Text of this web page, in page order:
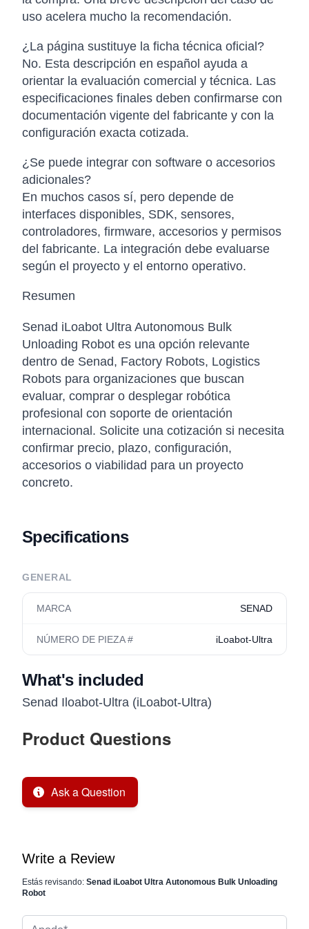
uso acelera mucho la recomendación.
¿La página sustituye la ficha técnica oficial?
No. Esta descripción en español ayuda a
orientar la evaluación comercial y técnica. Las
especificaciones finales deben confirmarse con
documentación vigente del fabricante y con la
configuración exacta cotizada.
¿Se puede integrar con software o accesorios
adicionales?
En muchos casos sí, pero depende de
interfaces disponibles, SDK, sensores,
controladores, firmware, accesorios y permisos
del fabricante. La integración debe evaluarse
según el proyecto y el entorno operativo.
Resumen
Senad iLoabot Ultra Autonomous Bulk
Unloading Robot es una opción relevante
dentro de Senad, Factory Robots, Logistics
Robots para organizaciones que buscan
evaluar, comprar o desplegar robótica
profesional con soporte de orientación
internacional. Solicite una cotización si necesita
confirmar precio, plazo, configuración,
accesorios o viabilidad para un proyecto
concreto.
Specifications
GENERAL
MARCA SENAD
NÚMERO DE PIEZA # iLoabot-Ultra
What's included
Senad Iloabot-Ultra (iLoabot-Ultra)
Product Questions
Ask a Question
Write a Review
Estás revisando: Senad iLoabot Ultra Autonomous Bulk Unloading
Robot